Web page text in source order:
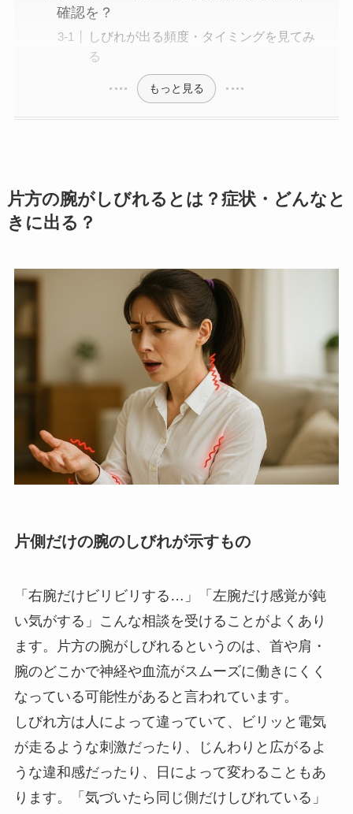
確認を？
しびれが出る頻度・タイミングを見てみ
る
もっと見る
片方の腕がしびれるとは？症状・どんなと
きに出る？
片側だけの腕のしびれが示すもの
「右腕だけビリビリする…」「左腕だけ感覚が鈍
い気がする」こんな相談を受けることがよくあり
ます。片方の腕がしびれるというのは、首や肩・
腕のどこかで神経や血流がスムーズに働きにくく
なっている可能性があると言われています。
しびれ方は人によって違っていて、ビリッと電気
が走るような刺激だったり、じんわりと広がるよ
うな違和感だったり、日によって変わることもあ
ります。「気づいたら同じ側だけしびれている」